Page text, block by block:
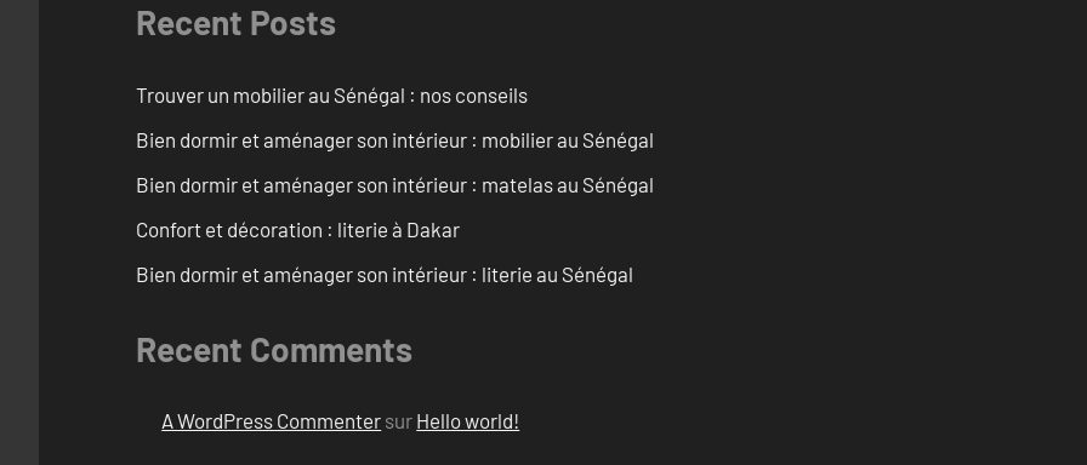
Recent Posts
Trouver un mobilier au Sénégal : nos conseils
Bien dormir et aménager son intérieur : mobilier au Sénégal
Bien dormir et aménager son intérieur : matelas au Sénégal
Confort et décoration : literie à Dakar
Bien dormir et aménager son intérieur : literie au Sénégal
Recent Comments
A WordPress Commenter sur Hello world!